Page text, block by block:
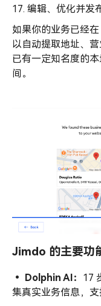
17. 编辑、优化并发
如果你的业务已经
以自动提取地址、
已有一定知名度的
间。
Jimdo 的主要功
• Dolphin AI： 17
集真实业务信息，支